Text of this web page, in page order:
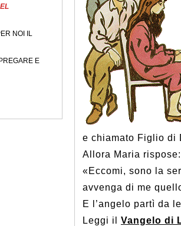
NOI IL
E
e chiamato Figlio di
Allora Maria rispose:
«Eccomi, sono la
avvenga di me
E l’angelo partì da
Leggi il Vangelo di